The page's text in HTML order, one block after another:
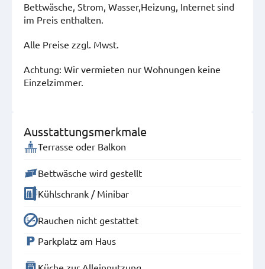
Bettwäsche, Strom, Wasser,Heizung, Internet sind
im Preis enthalten.
Alle Preise zzgl. Mwst.
Achtung: Wir vermieten nur Wohnungen keine
Einzelzimmer.
Ausstattungsmerkmale
Terrasse oder Balkon
Bettwäsche wird gestellt
Kühlschrank / Minibar
Rauchen nicht gestattet
Parkplatz am Haus